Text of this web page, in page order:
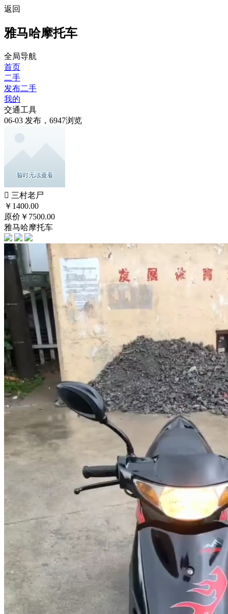
返回
雅马哈摩托车
全局导航
首页
二手
发布二手
我的
交通工具
06-03 发布，6947浏览
 三村老尸
￥ 1400.00
原价￥7500.00
雅马哈摩托车